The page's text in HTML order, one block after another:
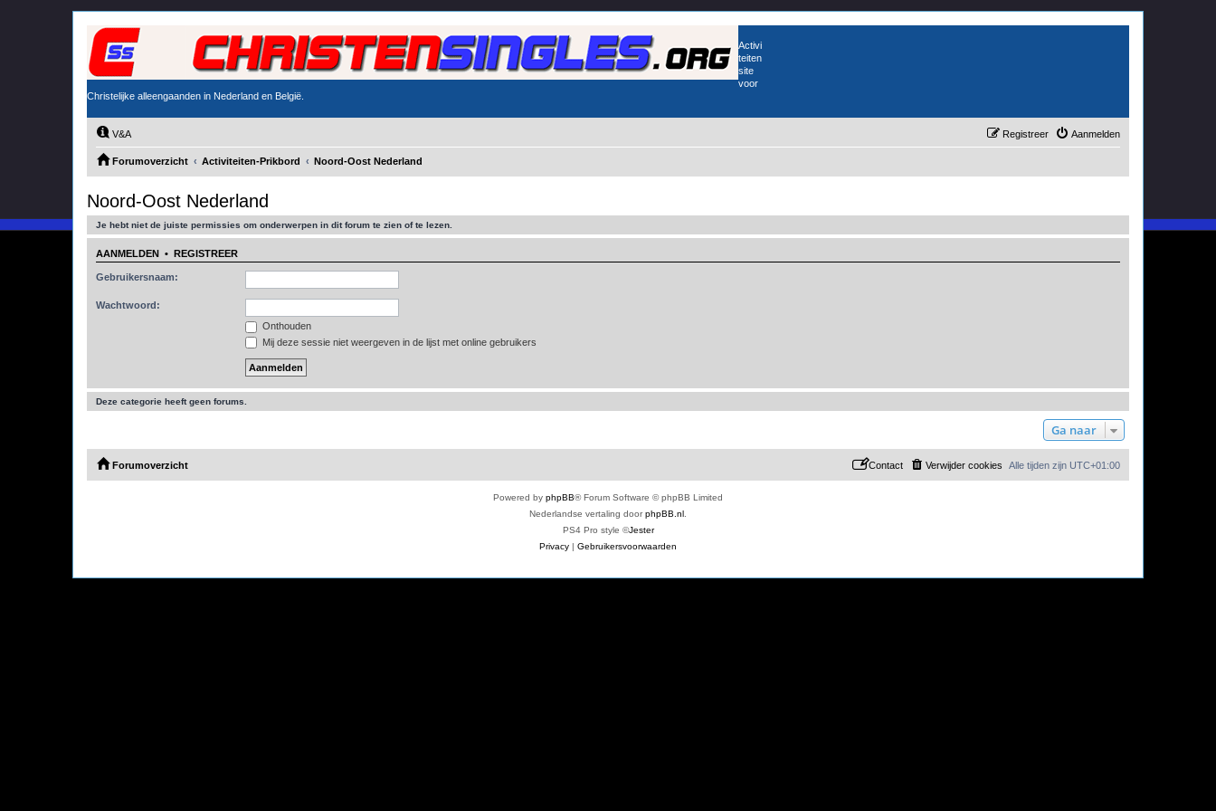
Activi
teiten
site
voor
Christelijke alleengaanden in Nederland en België.
V&A Aanmelden
Registreer
Forumoverzicht Activiteiten-Prikbord Noord-Oost Nederland
Noord-Oost Nederland
Je hebt niet de juiste permissies om onderwerpen in dit forum te zien of te lezen.
AANMELDEN • REGISTREER
Gebruikersnaam:
Wachtwoord:
Onthouden
Mij deze sessie niet weergeven in de lijst met online gebruikers
Deze categorie heeft geen forums.
Ga naar
Forumoverzicht Alle tijden zijn UTC+01:00
Verwijder cookies
Contact
Powered by phpBB® Forum Software © phpBB Limited
Nederlandse vertaling doorphpBB.nl.
PS4 Pro style ©Jester
Privacy | Gebruikersvoorwaarden